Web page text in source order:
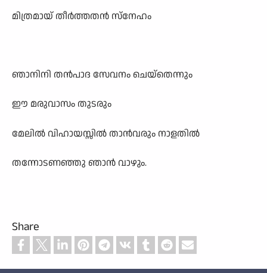
മിത്രമായ് തീർത്തതൻ സ്നേഹം
ഞാനിനി തൻപാദ സേവനം ചെയ്തെന്നും
ഈ മരുവാസം തുടരും
മേലിൽ വിഹായസ്സിൽ താൻവരും നാളതിൽ
തന്നോടണഞ്ഞു ഞാൻ വാഴും.
Share